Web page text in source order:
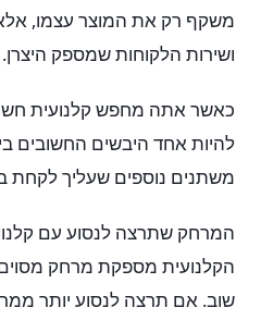
משקף רק את המוצר עצמו, אלא
ושירות הלקוחות שמספק היצרן.
כאשר אתה מחפש קלנועית
להיות אחד היבשים החשובים
משתנים נוספים שעליך לקחת
המרחק שתרצה לנסוע עם
הקלנועית מספקת מרחק
שוב. אם תרצה לנסוע יותר